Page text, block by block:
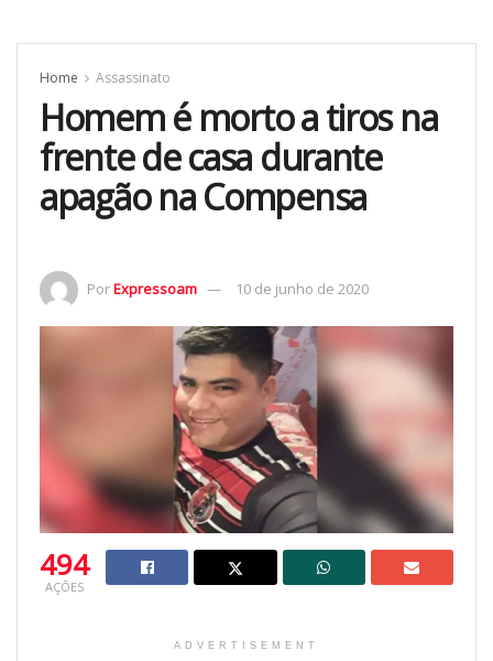
Home Assassinato
Homem é morto a tiros na
frente de casa durante
apagão na Compensa
PorExpressoam 10 de junho de 2020
494
AÇÕES
ADVERTISEMENT